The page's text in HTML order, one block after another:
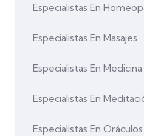
Especialistas En
Especialistas En Masajes
Especialistas En
Especialistas En
Especialistas En Oráculos